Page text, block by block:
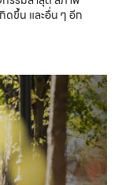
ดขึ้น และอื่น ๆ อีก